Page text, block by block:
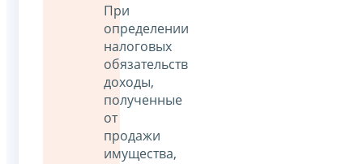
При
определении
налоговых
обязательств
доходы,
полученные
от
продажи
имущества,